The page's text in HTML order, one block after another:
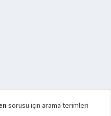
sorusu için arama terimleri